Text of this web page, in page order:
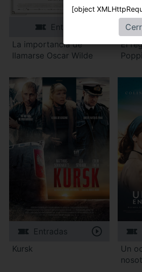
Entradas
La importancia de
llamarse Oscar Wilde
El
Entradas
Kursk
Un
[object